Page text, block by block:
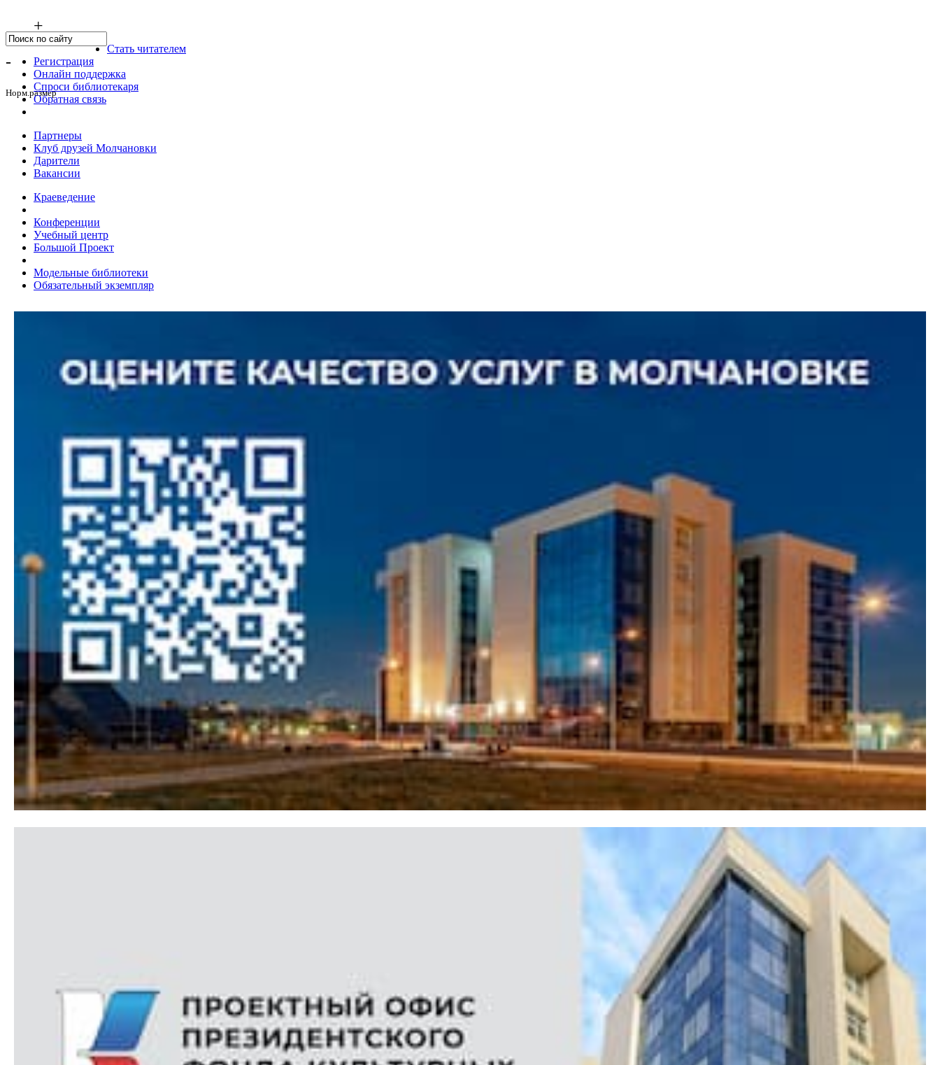
+
-
Норм.размер
Стать читателем
Регистрация
Онлайн поддержка
Спроси библиотекаря
Обратная связь
Партнеры
Клуб друзей Молчановки
Дарители
Вакансии
Краеведение
Конференции
Учебный центр
Большой Проект
Модельные библиотеки
Обязательный экземпляр